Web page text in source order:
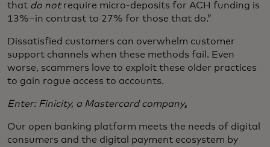
that do notrequire micro-deposits for ACH funding is
13%–in contrast to 27% for those that do.”
Dissatisfied customers can overwhelm customer
support channels when these methods fail. Even
worse, scammers love to exploit these older practices
to gain rogue access to accounts.
Enter: Finicity, a Mastercard company.
Our open banking platform meets the needs of digital
consumers and the digital payment ecosystem by